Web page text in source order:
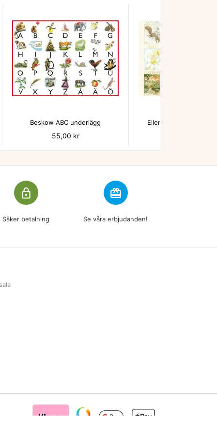

Beskow ABC underlägg
Pris
55,00 kr
Ellen Månadsbilder
lock_outline
Säker betalning
redeem
Se våra erbjudanden!